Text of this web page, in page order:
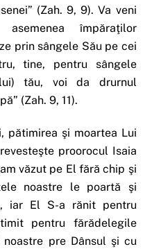
(Zah. 9, 9). Va veni
împăraţilor
prin sângele Său pe cei
tine, pentru sângele
tău, voi da drurnul
(Zah. 9, 11).
pătimirea şi moartea Lui
proorocul Isaia
văzut pe El fără chip şi
noastre le poartă şi
iar El S-a rănit pentru
pentru fărădelegile
pre Dânsul şi cu